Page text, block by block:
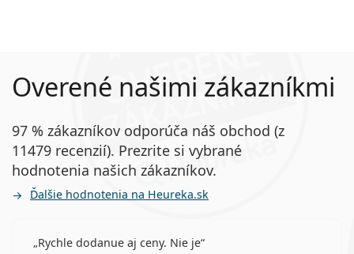
Overené našimi zákazníkmi
97 % zákazníkov odporúča náš obchod (z
11479 recenzií). Prezrite si vybrané
hodnotenia našich zákazníkov.
Ďalšie hodnotenia na Heureka.sk
Rychle dodanue aj ceny. Nie je